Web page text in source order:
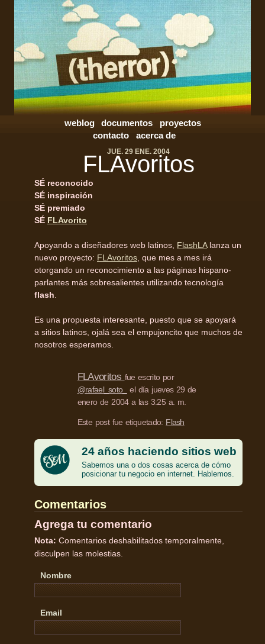
weblog documentos
proyectos
contacto
acerca de
JUE. 29 ENE. 2004
FLAvoritos
SÉ reconocido
SÉ inspiración
SÉ premiado
SÉ FLAvorito
Apoyando a diseñadores web latinos, FlashLAlanza un
nuevo proyecto: FLAvoritos , que mes a mes irá
otorgando un reconocimiento a las páginas hispano-
parlantes más sobresalientes utilizando tecnología
flash
Es una propuesta interesante, puesto que se apoyará
a sitios latinos, ojalá sea el empujoncito que muchos de
nosotros esperamos.
FLAvoritos fue escrito por
@rafael_soto_
el día jueves 29 de
enero de 2004 a las 3:25 a. m.
Este post fue etiquetado: Flash
24 años haciendo sitios web
Sabemos una o dos cosas acerca de cómo
posicionar tu negocio en internet. Hablemos.
Comentarios
Agrega tu comentario
Nota: Comentarios deshabilitados temporalmente,
disculpen las molestias.
Nombre
Email